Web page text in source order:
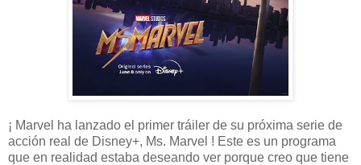
¡ Marvel ha lanzado el primer tráiler de su próxima serie de
acción real de Disney+, Ms. Marvel ! Este es un programa
que en realidad estaba deseando ver porque creo que tiene